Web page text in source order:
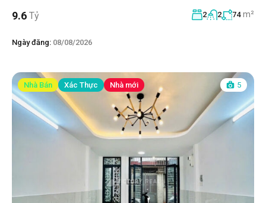
9.6 Tỷ 2 2 74 m²
Ngày đăng: 08/08/2026
Nhà Bán Xác Thực Nhà mới 5